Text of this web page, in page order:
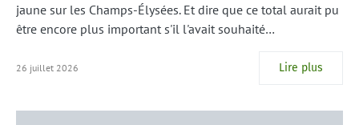
jaune sur les Champs-Élysées. Et dire que ce total aurait pu
être encore plus important s'il l'avait souhaité…
26 juillet 2026 Lire plus